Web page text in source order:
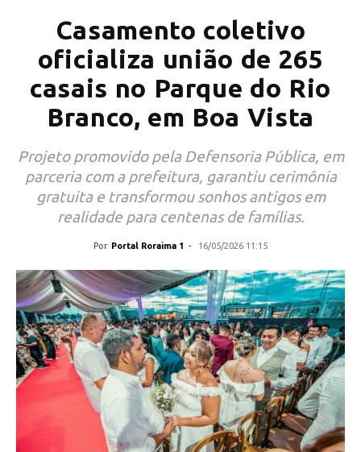
Casamento coletivo
oficializa união de 265
casais no Parque do Rio
Branco, em Boa Vista
Projeto promovido pela Defensoria Pública, em
parceria com a prefeitura, garantiu cerimônia
gratuita e transformou sonhos antigos em
realidade para centenas de famílias.
Por Portal Roraima 1 - 16/05/2026 11:15